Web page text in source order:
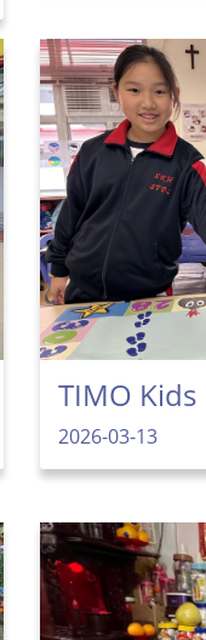
TIMO
2026-03-13